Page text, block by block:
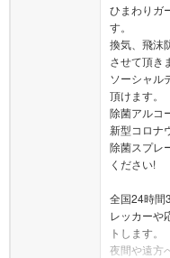
ひまわりガ
す。
換気、飛沫
させて頂き
ソーシャル
頂けます。
除菌アルコ
新型コロナ
除菌スプレ
ください!
全国24時間
レッカーや
トします。
夜間や遠方